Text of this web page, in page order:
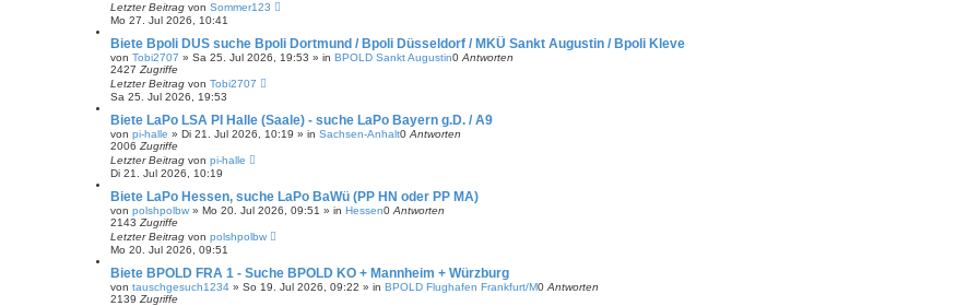
Letzter Beitrag von Sommer123
Mo 27. Jul 2026, 10:41
Biete Bpoli DUS suche Bpoli Dortmund / Bpoli Düsseldorf / MKÜ Sankt Augustin / Bpoli Kleve
von Tobi2707 » Sa 25. Jul 2026, 19:53 » in BPOLD Sankt Augustin0 Antworten
2427 Zugriffe
Letzter Beitrag von Tobi2707
Sa 25. Jul 2026, 19:53
Biete LaPo LSA PI Halle (Saale) - suche LaPo Bayern g.D. / A9
von pi-halle » Di 21. Jul 2026, 10:19 » in Sachsen-Anhalt0 Antworten
2006 Zugriffe
Letzter Beitrag von pi-halle
Di 21. Jul 2026, 10:19
Biete LaPo Hessen, suche LaPo BaWü (PP HN oder PP MA)
von polshpolbw » Mo 20. Jul 2026, 09:51 » in Hessen0 Antworten
2143 Zugriffe
Letzter Beitrag von polshpolbw
Mo 20. Jul 2026, 09:51
Biete BPOLD FRA 1 - Suche BPOLD KO + Mannheim + Würzburg
von tauschgesuch1234 » So 19. Jul 2026, 09:22 » in BPOLD Flughafen Frankfurt/M0 Antworten
2139 Zugriffe